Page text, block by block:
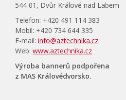
544 01, Dvůr Králové nad Labem
Telefon: +420 491 114 383
Mobil: +420 734 644 335
E-mail:info@aztechnika.cz
Web:www.aztechnika.cz
Výroba bannerů podpořena
z MAS Královédvorsko.